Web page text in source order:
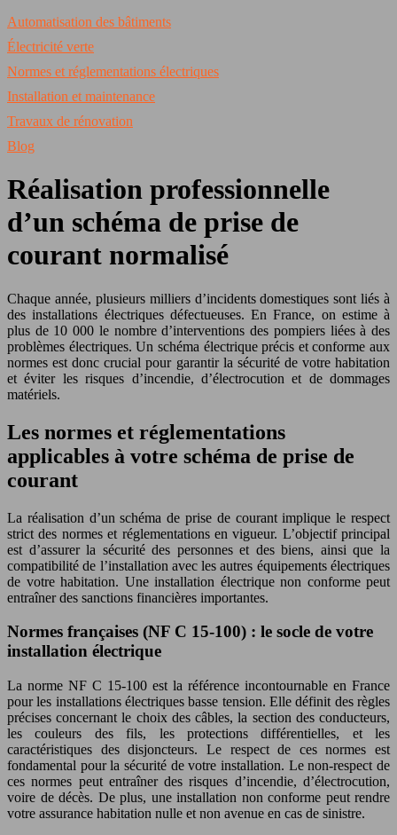
Automatisation des bâtiments
Électricité verte
Normes et réglementations électriques
Installation et maintenance
Travaux de rénovation
Blog
Réalisation professionnelle
d’un schéma de prise de
courant normalisé
Chaque année, plusieurs milliers d’incidents domestiques sont liés à
des installations électriques défectueuses. En France, on estime à
plus de 10 000 le nombre d’interventions des pompiers liées à des
problèmes électriques. Un schéma électrique précis et conforme aux
normes est donc crucial pour garantir la sécurité de votre habitation
et éviter les risques d’incendie, d’électrocution et de dommages
matériels.
Les normes et réglementations
applicables à votre schéma de prise de
courant
La réalisation d’un schéma de prise de courant implique le respect
strict des normes et réglementations en vigueur. L’objectif principal
est d’assurer la sécurité des personnes et des biens, ainsi que la
compatibilité de l’installation avec les autres équipements électriques
de votre habitation. Une installation électrique non conforme peut
entraîner des sanctions financières importantes.
Normes françaises (NF C 15-100) : le socle de votre
installation électrique
La norme NF C 15-100 est la référence incontournable en France
pour les installations électriques basse tension. Elle définit des règles
précises concernant le choix des câbles, la section des conducteurs,
les couleurs des fils, les protections différentielles, et les
caractéristiques des disjoncteurs. Le respect de ces normes est
fondamental pour la sécurité de votre installation. Le non-respect de
ces normes peut entraîner des risques d’incendie, d’électrocution,
voire de décès. De plus, une installation non conforme peut rendre
votre assurance habitation nulle et non avenue en cas de sinistre.